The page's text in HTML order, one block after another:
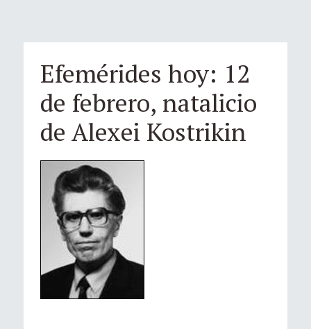
Efemérides hoy: 12
de febrero, natalicio
de Alexei Kostrikin